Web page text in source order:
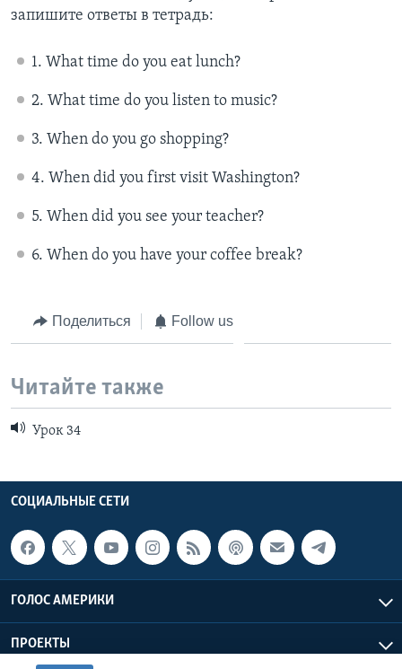
запишите ответы в тетрадь:
1. What time do you eat lunch?
2. What time do you listen to music?
3. When do you go shopping?
4. When did you first visit Washington?
5. When did you see your teacher?
6. When do you have your coffee break?
Поделиться Follow us
Читайте также
Урок 34
СОЦИАЛЬНЫЕ СЕТИ
ГОЛОС АМЕРИКИ
ПРОЕКТЫ